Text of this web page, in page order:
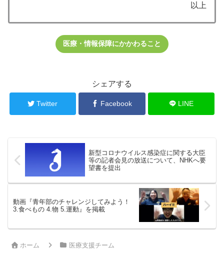
以上
医療・情報保障にかかわること
シェアする
Twitter Facebook LINE
新型コロナウイルス感染症に関する大臣
等の記者会見の放送について、NHKへ要
望書を提出
動画『青年部のチャレンジしてみよう！
3.食べもの 4.物 5.運動』を掲載
ホーム 医療支援チーム